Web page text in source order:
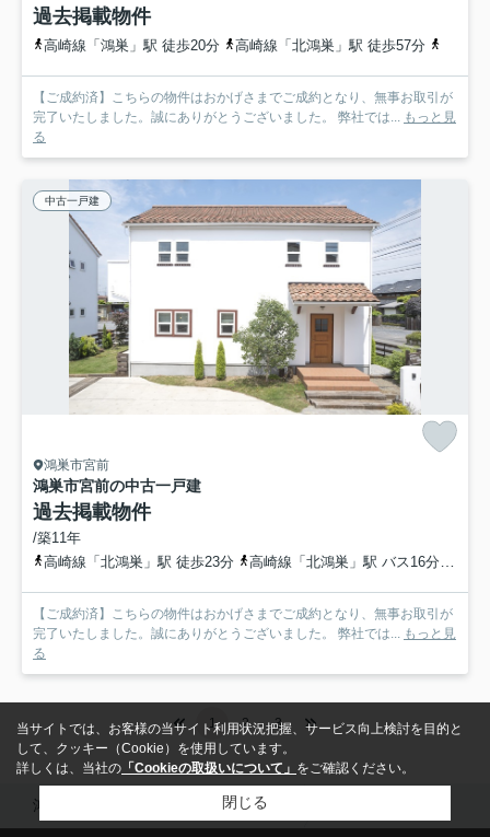
過去掲載物件
高崎線「鴻巣」駅 徒歩20分 高崎線「北鴻巣」駅 徒歩57分
【ご成約済】こちらの物件はおかげさまでご成約となり、無事お取引が
完了いたしました。誠にありがとうございました。 弊社では... もっと見
る
中古一戸建
鴻巣市宮前
鴻巣市宮前の中古一戸建
過去掲載物件
/築11年
高崎線「北鴻巣」駅 徒歩23分
高崎線「北鴻巣」駅 バス16分 埼玉県鴻巣市「宮登神社入口」 停歩1分
【ご成約済】こちらの物件はおかげさまでご成約となり、無事お取引が
完了いたしました。誠にありがとうございました。 弊社では... もっと見
る
1 2 3
鴻巣市の不動産は株式会社佐藤不動産
当サイトでは、お客様の当サイト利用状況把握、サービス向上検討を目的と
して、クッキー（Cookie）を使用しています。
詳しくは、当社の 「Cookieの取扱いについて」 をご確認ください。
閉じる